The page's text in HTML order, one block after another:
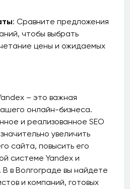
: Сравните предложения
чтобы выбрать
цены и ожидаемых
– это важная
онлайн-бизнеса.
и реализованное SEO
увеличить
сайта, повысить его
системе Yandex и
В в Волгограде вы найдете
и компаний, готовых